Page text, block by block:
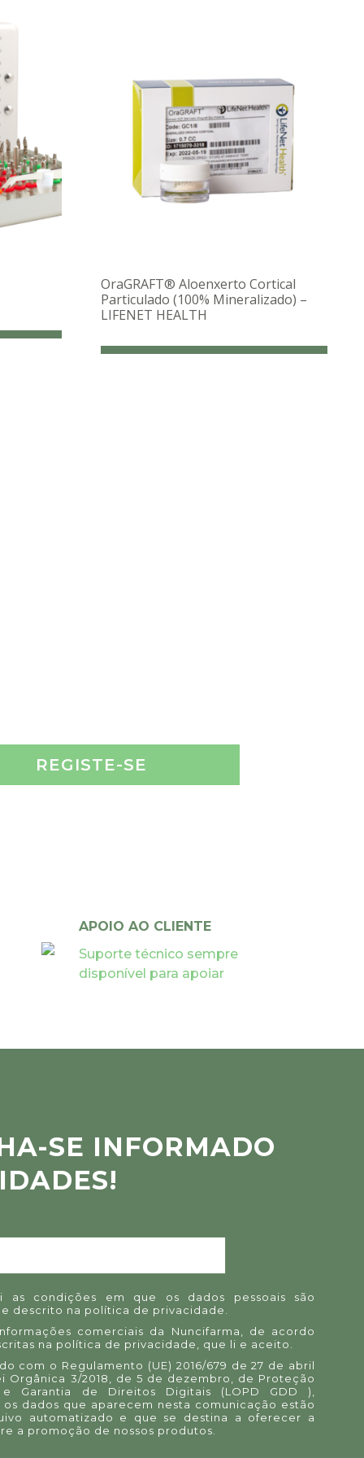
OraGRAFT® Aloenxerto Cortical
Particulado (100% Mineralizado) –
LIFENET HEALTH
REGISTE-SE
APOIO AO CLIENTE
Suporte técnico sempre
disponível para apoiar
SE INFORMADO
as condições em que os dados pessoais são
descrito na política de privacidade.
comerciais da Nuncifarma, de acordo
na política de privacidade, que li e aceito.
com o Regulamento (UE) 2016/679 de 27 de abril
Orgânica 3/2018, de 5 de dezembro, de Proteção
Garantia de Direitos Digitais (LOPD GDD ),
dados que aparecem nesta comunicação estão
automatizado e que se destina a oferecer a
a promoção de nossos produtos.